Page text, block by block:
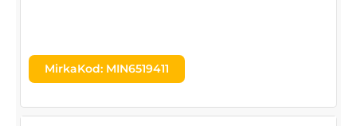
MirkaKod: MIN6519411